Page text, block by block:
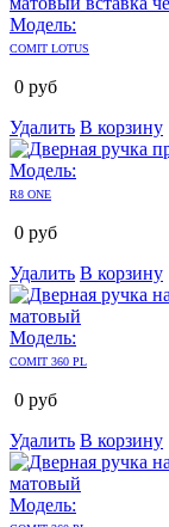
Модель:
COMIT LOTUS
0 руб
Удалить В корзину
Модель:
R8 ONE
0 руб
Удалить В корзину
Модель:
COMIT 360 PL
0 руб
Удалить В корзину
Модель: